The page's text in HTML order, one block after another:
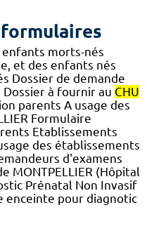
enfants morts-nés
et des enfants nés
Dossier de demande
à fournir au CHU
parents A usage des
Formulaire
Etablissements
des établissements
d'examens
MONTPELLIER (Hôpital
Prénatal Non Invasif
enceinte pour diagnotic